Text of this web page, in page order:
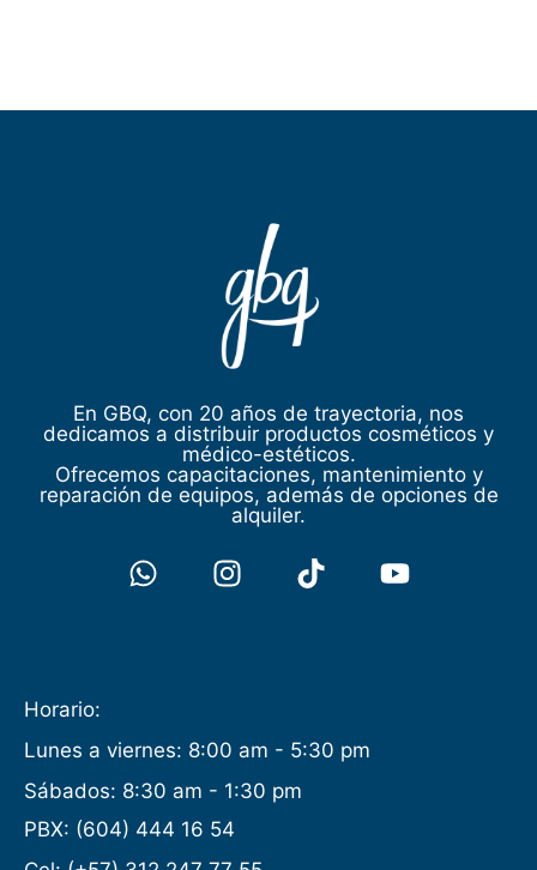
En GBQ, con 20 años de trayectoria, nos
dedicamos a distribuir productos cosméticos y
médico-estéticos.
Ofrecemos capacitaciones, mantenimiento y
reparación de equipos, además de opciones de
alquiler.
Horario:
Lunes a viernes: 8:00 am - 5:30 pm
Sábados: 8:30 am - 1:30 pm
PBX: (604) 444 16 54